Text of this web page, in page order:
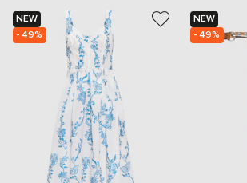
NEW
- 49%
NEW
- 49%